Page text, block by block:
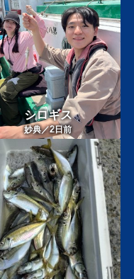
シロギス
妙典／2日前